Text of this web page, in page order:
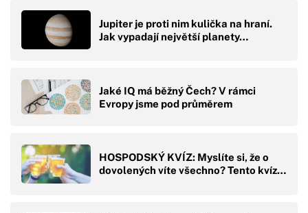
Jupiter je proti nim kulička na hraní.
Jak vypadají největší planety…
Jaké IQ má běžný Čech? V rámci
Evropy jsme pod průměrem
HOSPODSKÝ KVÍZ: Myslíte si, že o
dovolených víte všechno? Tento kvíz…